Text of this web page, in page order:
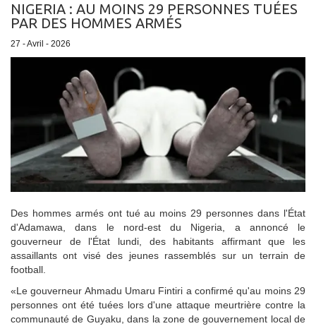
NIGERIA : AU MOINS 29 PERSONNES TUÉES
PAR DES HOMMES ARMÉS
27 - Avril - 2026
Des hommes armés ont tué au moins 29 personnes dans l'État
d'Adamawa, dans le nord-est du Nigeria, a annoncé le
gouverneur de l'État lundi, des habitants affirmant que les
assaillants ont visé des jeunes rassemblés sur un terrain de
football.
«Le gouverneur Ahmadu Umaru Fintiri a confirmé qu'au moins 29
personnes ont été tuées lors d'une attaque meurtrière contre la
communauté de Guyaku, dans la zone de gouvernement local de